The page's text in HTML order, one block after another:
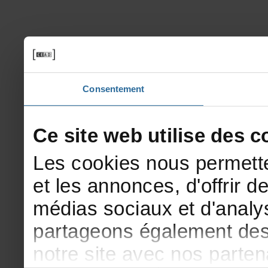
Consentement